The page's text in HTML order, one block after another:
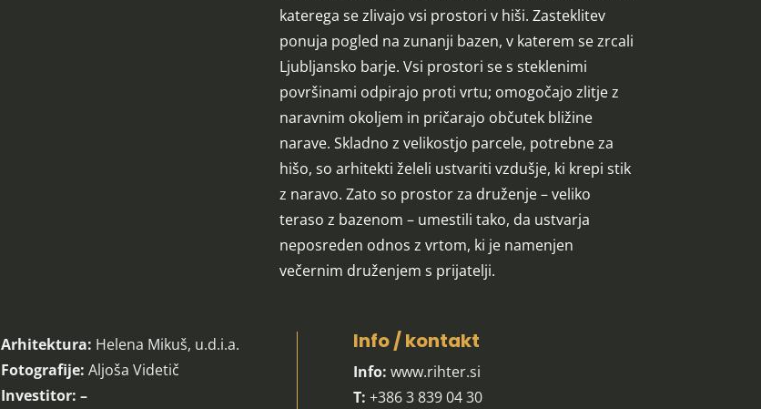
katerega se zlivajo vsi prostori v hiši. Zasteklitev
ponuja pogled na zunanji bazen, v katerem se zrcali
Ljubljansko barje. Vsi prostori se s steklenimi
površinami odpirajo proti vrtu; omogočajo zlitje z
naravnim okoljem in pričarajo občutek bližine
narave. Skladno z velikostjo parcele, potrebne za
hišo, so arhitekti želeli ustvariti vzdušje, ki krepi stik
z naravo. Zato so prostor za druženje – veliko
teraso z bazenom – umestili tako, da ustvarja
neposreden odnos z vrtom, ki je namenjen
večernim druženjem s prijatelji.
Arhitektura: Helena Mikuš, u.d.i.a.
Fotografije: Aljoša Videtič
Investitor: –
Info / kontakt
Info:www.rihter.si
T:+386 3 839 04 30